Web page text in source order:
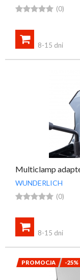
 (0)

8-15 dni
Multiclamp
WUNDERLICH
 (0)

8-15 dni
PROMOCJA -25%